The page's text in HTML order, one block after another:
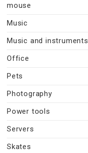
mouse
Music
Music and instruments
Office
Pets
Photography
Power tools
Servers
Skates